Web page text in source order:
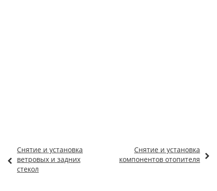
Снятие и установка
ветровых и задних
стекол
Снятие и установка
компонентов отопителя